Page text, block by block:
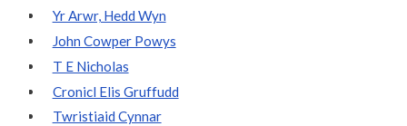
Yr Arwr, Hedd Wyn
John Cowper Powys
T E Nicholas
Cronicl Elis Gruffudd
Twristiaid Cynnar